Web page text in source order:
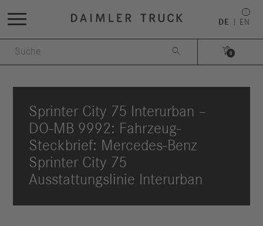
DE EN
 
0
Sprinter City 75 Interurban –
DO-MB 9992: Fahrzeug-
Steckbrief: Mercedes-Benz
Sprinter City 75
Ausstattungslinie Interurban